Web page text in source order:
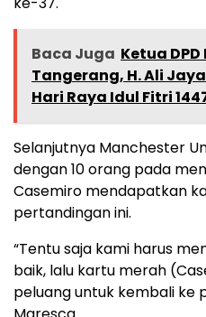
Baca Juga Ketua
Tangerang, H. Ali
Hari Raya Idul Fitri
Selanjutnya Manchester
dengan 10 orang pada
Casemiro mendapatkan
pertandingan ini.
“Tentu saja kami harus
baik, lalu kartu merah
peluang untuk kembali ke